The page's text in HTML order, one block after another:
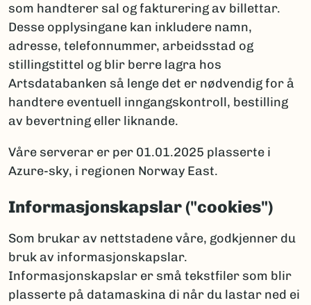
som handterer sal og fakturering av billettar.
Desse opplysingane kan inkludere namn,
adresse, telefonnummer, arbeidsstad og
stillingstittel og blir berre lagra hos
Artsdatabanken så lenge det er nødvendig for å
handtere eventuell inngangskontroll, bestilling
av bevertning eller liknande.
Våre serverar er per 01.01.2025 plasserte i
Azure-sky, i regionen Norway East.
Informasjonskapslar ("cookies")
Som brukar av nettstadene våre, godkjenner du
bruk av informasjonskapslar.
Informasjonskapslar er små tekstfiler som blir
plasserte på datamaskina di når du lastar ned ei